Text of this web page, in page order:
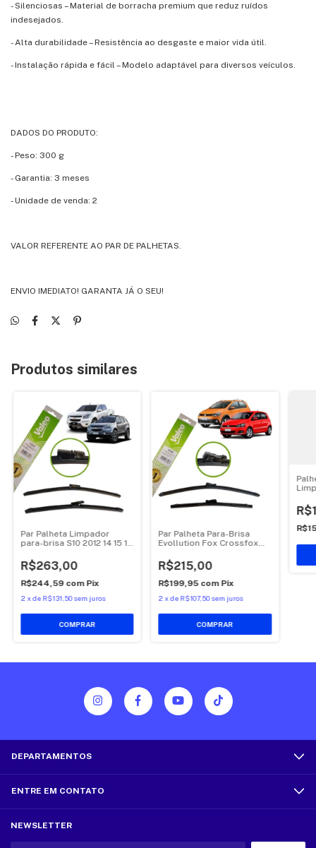
- Silenciosas – Material de borracha premium que reduz ruídos
indesejados.
- Alta durabilidade – Resistência ao desgaste e maior vida útil.
- Instalação rápida e fácil – Modelo adaptável para diversos veículos.
DADOS DO PRODUTO:
- Peso: 300 g
- Garantia: 3 meses
- Unidade de venda: 2
VALOR REFERENTE AO PAR DE PALHETAS.
ENVIO IMEDIATO! GARANTA JÁ O SEU!
Produtos similares
Par Palheta Limpador
para-brisa S10 2012 14 15 16
R$263,00
R$244,59 com Pix
2 xdeR$131,50 sem juros
Par Palheta Para-Brisa
Evollution Fox Crossfox
R$215,00
R$199,95 com Pix
2 xdeR$107,50 sem juros
DEPARTAMENTOS
ENTRE EM CONTATO
NEWSLETTER